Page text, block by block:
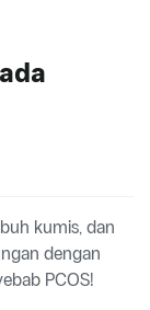
kumis, dan
dengan
PCOS!